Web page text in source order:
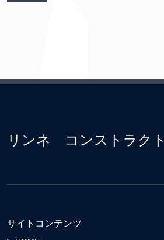
リンネ コンストラクト
サイトコンテンツ